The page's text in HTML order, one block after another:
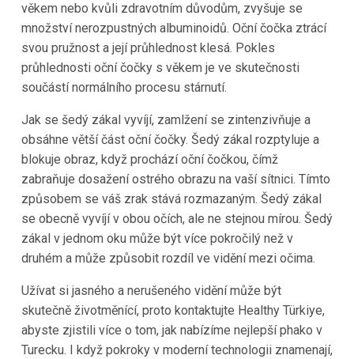
věkem nebo kvůli zdravotním důvodům, zvyšuje se
množství nerozpustných albuminoidů. Oční čočka ztrácí
svou pružnost a její průhlednost klesá. Pokles
průhlednosti oční čočky s věkem je ve skutečnosti
součástí normálního procesu stárnutí.
Jak se šedý zákal vyvíjí, zamlžení se zintenzivňuje a
obsáhne větší část oční čočky. Šedý zákal rozptyluje a
blokuje obraz, když prochází oční čočkou, čímž
zabraňuje dosažení ostrého obrazu na vaší sítnici. Tímto
způsobem se váš zrak stává rozmazaným. Šedý zákal
se obecně vyvíjí v obou očích, ale ne stejnou mírou. Šedý
zákal v jednom oku může být více pokročilý než v
druhém a může způsobit rozdíl ve vidění mezi očima.
Užívat si jasného a nerušeného vidění může být
skutečně životměnící, proto kontaktujte Healthy Türkiye,
abyste zjistili více o tom, jak nabízíme nejlepší phako v
Turecku. I když pokroky v moderní technologii znamenají,